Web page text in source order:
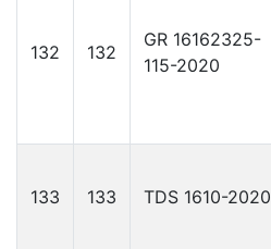
132 132
GR 16162325-
115-2020
133 133 TDS 1610-2020